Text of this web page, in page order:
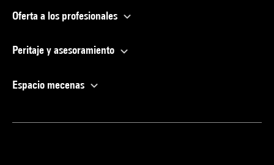
Oferta a los profesionales
Peritaje y asesoramiento
Espacio mecenas